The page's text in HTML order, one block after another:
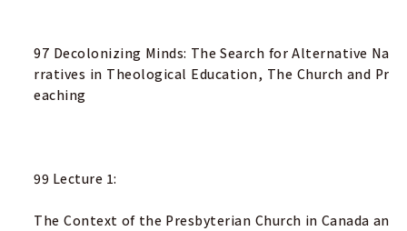
97 Decolonizing Minds: The Search for Alternative Na
rratives in Theological Education, The Church and Pr
eaching
99 Lecture 1:
The Context of the Presbyterian Church in Canada an